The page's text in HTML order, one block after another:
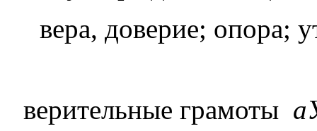
вера, доверие; опора;
верительные грамоты